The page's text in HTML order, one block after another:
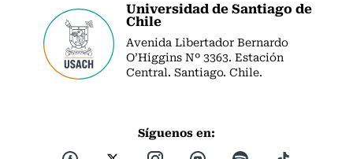
Universidad de Santiago de
Chile
Avenida Libertador Bernardo
O’Higgins Nº 3363. Estación
Central. Santiago. Chile.
Síguenos en: